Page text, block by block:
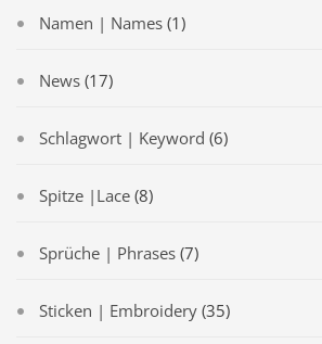
Namen | Names (1)
News (17)
Schlagwort | Keyword (6)
Spitze |Lace (8)
Sprüche | Phrases (7)
Sticken | Embroidery (35)